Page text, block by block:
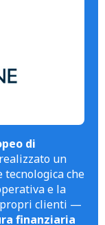
di
un
che
e la
clienti —
finanziaria